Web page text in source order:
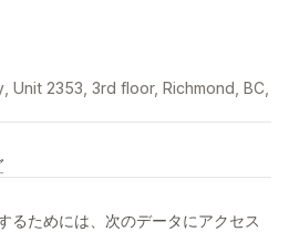
Unit 2353, 3rd floor, Richmond, BC,
るためには、次のデータにアクセス